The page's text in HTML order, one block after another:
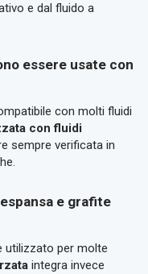
e dal fluido a
essere usate con
con molti fluidi
con fluidi
sempre verificata in
e grafite
utilizzato per molte
integra invece